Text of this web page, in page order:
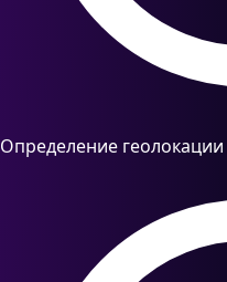
Определение геолокации